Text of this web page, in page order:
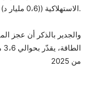
الاستهلاكية ((0،6 مليار د).
والجدير بالذكر أن عجز
من 2025